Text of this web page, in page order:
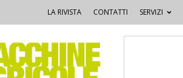
LA RIVISTA CONTATTI SERVIZI